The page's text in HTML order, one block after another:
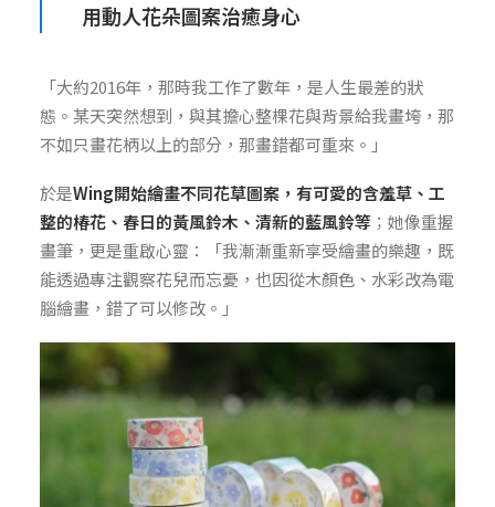
用動人花朵圖案治癒身心
「大約2016年，那時我工作了數年，是人生最差的狀
態。某天突然想到，與其擔心整棵花與背景給我畫垮，那
不如只畫花柄以上的部分，那畫錯都可重來。」
於是Wing開始繪畫不同花草圖案，有可愛的含羞草、工
整的椿花、春日的黃風鈴木、清新的藍風鈴等 ；她像重握
畫筆，更是重啟心靈：「我漸漸重新享受繪畫的樂趣，既
能透過專注觀察花兒而忘憂，也因從木顏色、水彩改為電
腦繪畫，錯了可以修改。」